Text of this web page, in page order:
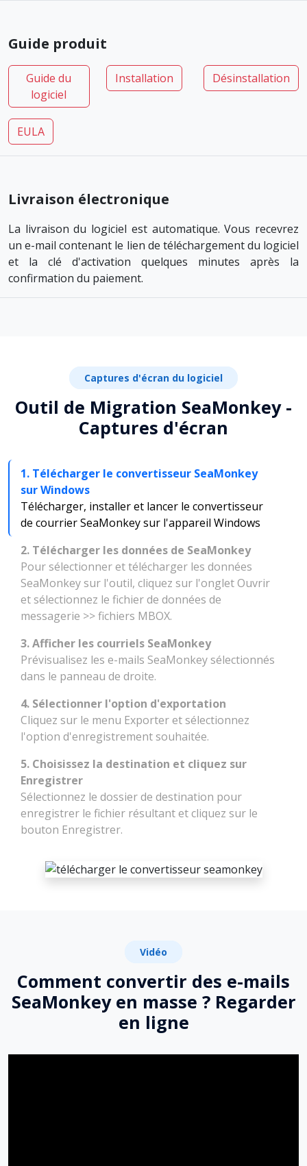
Guide produit
Guide du
logiciel
Installation Désinstallation
EULA
Livraison électronique
La livraison du logiciel est automatique. Vous recevrez
un e-mail contenant le lien de téléchargement du logiciel
et la clé d'activation quelques minutes après la
confirmation du paiement.
Captures d'écran du logiciel
Outil de Migration SeaMonkey -
Captures d'écran
1. Télécharger le convertisseur SeaMonkey
sur Windows
Télécharger, installer et lancer le convertisseur
de courrier SeaMonkey sur l'appareil Windows
2. Télécharger les données de SeaMonkey
Pour sélectionner et télécharger les données
SeaMonkey sur l'outil, cliquez sur l'onglet Ouvrir
et sélectionnez le fichier de données de
messagerie >> fichiers MBOX.
3. Afficher les courriels SeaMonkey
Prévisualisez les e-mails SeaMonkey sélectionnés
dans le panneau de droite.
4. Sélectionner l'option d'exportation
Cliquez sur le menu Exporter et sélectionnez
l'option d'enregistrement souhaitée.
5. Choisissez la destination et cliquez sur
Enregistrer
Sélectionnez le dossier de destination pour
enregistrer le fichier résultant et cliquez sur le
bouton Enregistrer.
Vidéo
Comment convertir des e-mails
SeaMonkey en masse ? Regarder
en ligne